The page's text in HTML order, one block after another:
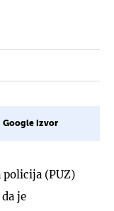
Google izvor
(PUZ)
je